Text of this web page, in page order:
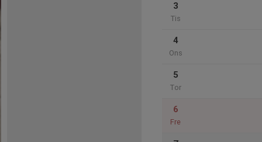
3
Tis
4
Ons
5
Tor
6
Fre